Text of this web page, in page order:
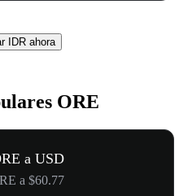
IDR ahora
ORE
a USD
a $60.77